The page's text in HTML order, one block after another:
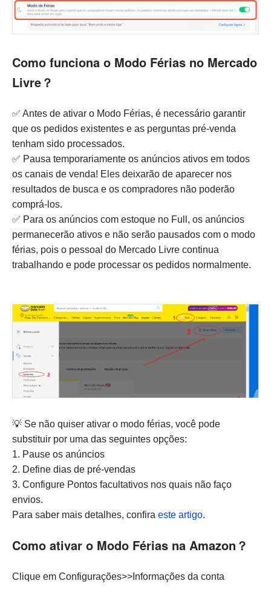
Como funciona o Modo Férias no Mercado
Livre？
✅ Antes de ativar o Modo Férias, é necessário garantir
que os pedidos existentes e as perguntas pré-venda
tenham sido processados.
✅ Pausa temporariamente os anúncios ativos em todos
os canais de venda! Eles deixarão de aparecer nos
resultados de busca e os compradores não poderão
comprá-los.
✅ Para os anúncios com estoque no Full, os anúncios
permanecerão ativos e não serão pausados com o modo
férias, pois o pessoal do Mercado Livre continua
trabalhando e pode processar os pedidos normalmente.
💡 Se não quiser ativar o modo férias, você pode
substituir por uma das seguintes opções:
1. Pause os anúncios
2. Define dias de pré-vendas
3. Configure Pontos facultativos nos quais não faço
envios.
Para saber mais detalhes, confira este artigo.
Como ativar o Modo Férias na Amazon？
Clique em Configurações>>Informações da conta